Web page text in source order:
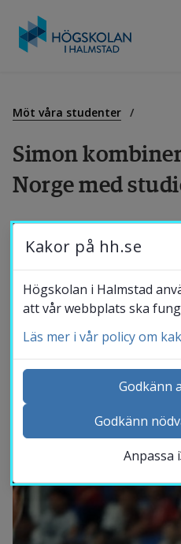
innehåll
Möt våra studenter
Simon
Norge med
Simon Jeppsson är
utomlands och läser
Professionell
Halmstad. Hans
funderar på att
förlora.
Fem frågor till
Om
Kontakta och
Kalender
Sök personal
Studentwebb
Kakor på hh.se
Högskolan i Halmstad
att vår webbplats ska
Läs mer i vår policy om
Godkänn
Godkänn
Anpassa